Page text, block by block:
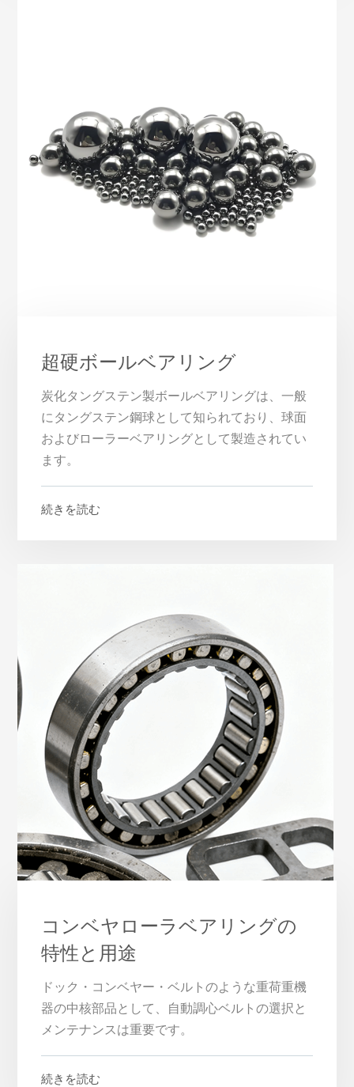
超硬ボールベアリング
炭化タングステン製ボールベアリングは、一般
にタングステン鋼球として知られており、球面
およびローラーベアリングとして製造されてい
ます。
続きを読む
コンベヤローラベアリングの
特性と用途
ドック・コンベヤー・ベルトのような重荷重機
器の中核部品として、自動調心ベルトの選択と
メンテナンスは重要です。
続きを読む